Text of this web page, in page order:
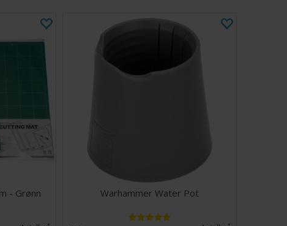
- Grønn Warhammer Water Pot